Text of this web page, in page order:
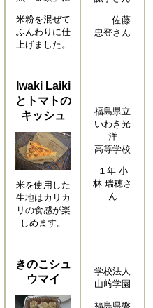
米粉を混ぜて
ふんわりに仕
上げました。
佐藤
忠登さん
Iwaki Laiki
とトマトの
キッシュ
米を使用した
生地はカリカ
リの食感が楽
しめます。
福島県立
いわき光
洋
高等学校
１年 小
林 瑞穗さ
ん
きのこシュ
ウマイ
学校法人
山﨑学園
福島県磐